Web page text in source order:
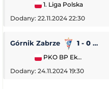
1. Liga Polska
Dodany: 22.11.2024 22:30
Górnik Zabrze 1 - 0
PKO BP Ekstraklasa
Dodany: 24.11.2024 19:30